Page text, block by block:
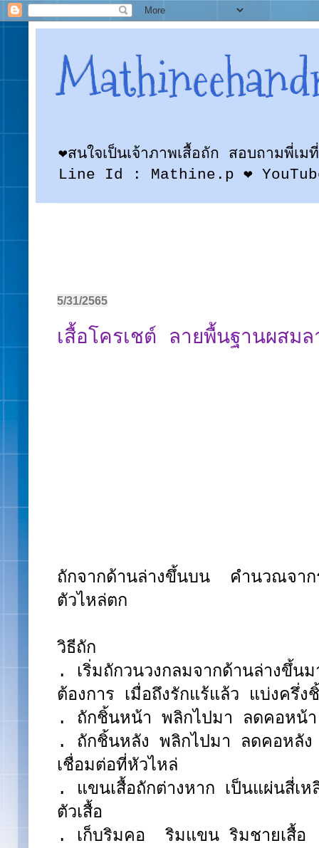
❤สนใจเป็นเจ้าภาพเสื้อถัก สอบถามพี่
Line Id : Mathine.p ❤
5/31/2565
เสื้อโครเชต์ ลายพื้นฐานผสม
ถักจากด้านล่างขึ้นบน คำนวณจาก
ตัวไหล่ตก
วิธีถัก
. เริ่มถักวนวงกลมจากด้านล่างขึ้น
ต้องการ เมื่อถึงรักแร้แล้ว แบ่งครึ่ง
. ถักชิ้นหน้า พลิกไปมา ลดคอหน้า
. ถักชิ้นหลัง พลิกไปมา ลดคอหลัง
เชื่อมต่อที่หัวไหล่
. แขนเสื้อถักต่างหาก เป็นแผ่นสี่เห
ตัวเสื้อ
. เก็บริมคอ ริมแขน ริมชายเสื้อ